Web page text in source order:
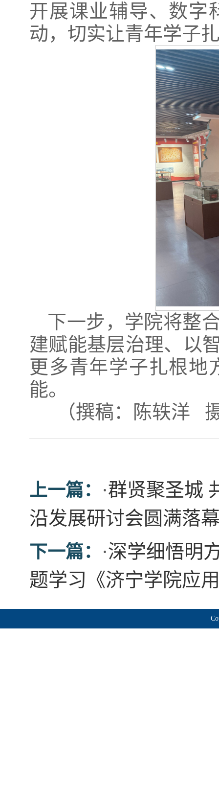
开展课业辅导、数字
动，切实让青年学子
下一步，学院将整
建赋能基层治理、以
更多青年学子扎根地
能。
（撰稿：陈轶洋
上一篇： ·群贤聚圣城
沿发展研讨会圆满落
下一篇： ·深学细悟明
题学习《济宁学院应